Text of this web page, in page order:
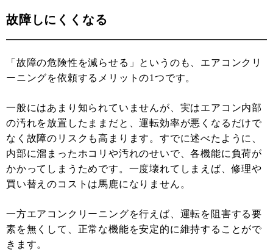
故障しにくくなる
「故障の危険性を減らせる」というのも、エアコンクリ
ーニングを依頼するメリットの1つです。
一般にはあまり知られていませんが、実はエアコン内部
の汚れを放置したままだと、運転効率が悪くなるだけで
なく故障のリスクも高まります。すでに述べたように、
内部に溜まったホコリや汚れのせいで、各機能に負荷が
かかってしまうためです。一度壊れてしまえば、修理や
買い替えのコストは馬鹿になりません。
一方エアコンクリーニングを行えば、運転を阻害する要
素を無くして、正常な機能を安定的に維持することがで
きます。